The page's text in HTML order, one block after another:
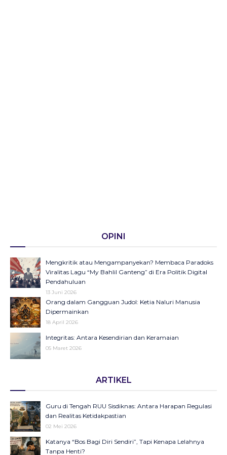
OPINI
Mengkritik atau Mengampanyekan? Membaca Paradoks
Viralitas Lagu “My Bahlil Ganteng” di Era Politik Digital
Pendahuluan
13 Juni 2026
Orang dalam Gangguan Judol: Ketia Naluri Manusia
Dipermainkan
18 April 2026
Integritas: Antara Kesendirian dan Keramaian
05 Maret 2026
Panggung Radio Serta Podcast sebagai Seruan Kesehatan
23 Desember 2025
Objektifikasi di Balik Fenomena Akun ‘UIN WS Cantik’ dan
Makna Strategis dan Transformasi Hari Santri Nasional
ARTIKEL
Guru di Tengah RUU Sisdiknas: Antara Harapan Regulasi
dan Realitas Ketidakpastian
02 Mei 2026
Katanya “Bos Bagi Diri Sendiri”, Tapi Kenapa Lelahnya
Tanpa Henti?